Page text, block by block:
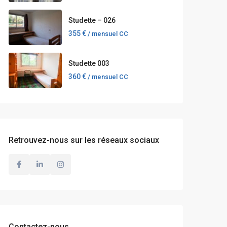
Studette – 026
355 € / mensuel CC
Studette 003
360 € / mensuel CC
Retrouvez-nous sur les réseaux sociaux